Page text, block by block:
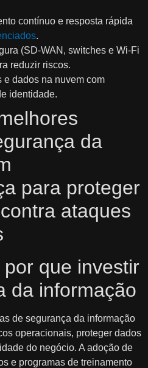
contínuo e resposta rápida
.
(SD‑WAN, switches e Wi‑Fi
reduzir riscos.
e dados na nuvem com
identidade.
da
para proteger
ataques
que investir
da informação
de segurança da informação
operacionais, proteger dados
do negócio. A adoção de
e programas de treinamento